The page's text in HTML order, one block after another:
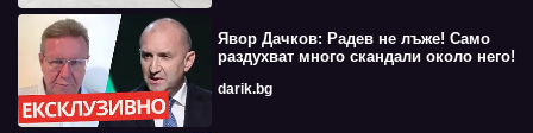
Явор Дачков: Радев не лъже! Само
раздухват много скандали около него!
darik.bg